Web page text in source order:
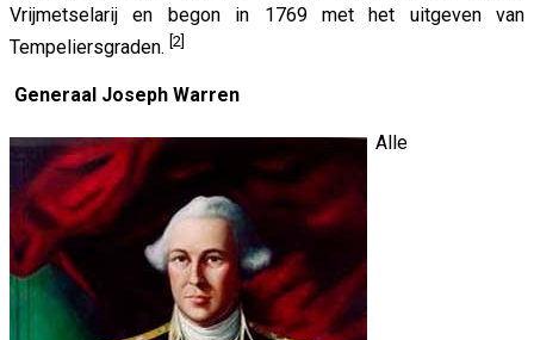
Vrijmetselarij en begon in 1769 met het uitgeven van
Tempeliersgraden. [2]
Generaal Joseph Warren
Alle